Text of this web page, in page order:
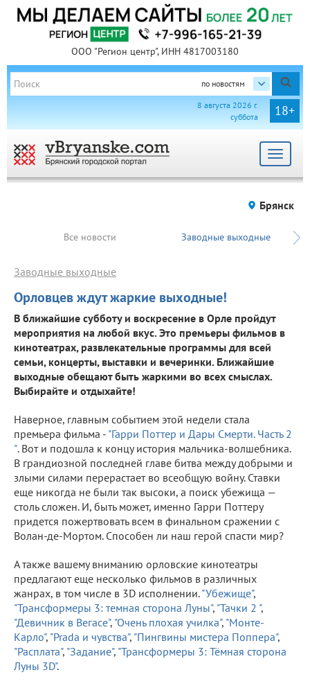
ООО "Регион центр", ИНН 4817003180
по новостям
18+
8 августа 2026 г.
суббота
Toggle
Брянск
Все новости Заводные выходные
Орловцев ждут жаркие выходные!
Заводные выходные
В ближайшие субботу и воскресение в Орле пройдут
мероприятия на любой вкус. Это премьеры фильмов в
кинотеатрах, развлекательные программы для всей
семьи, концерты, выставки и вечеринки. Ближайшие
выходные обещают быть жаркими во всех смыслах.
Выбирайте и отдыхайте!
Наверное, главным событием этой недели стала
премьера фильма - "Гарри Поттер и Дары Смерти. Часть 2
". Вот и подошла к концу история мальчика-волшебника.
В грандиозной последней главе битва между добрыми и
злыми силами перерастает во всеобщую войну. Ставки
еще никогда не были так высоки, а поиск убежища —
столь сложен. И, быть может, именно Гарри Поттеру
придется пожертвовать всем в финальном сражении с
Волан-де-Мортом. Способен ли наш герой спасти мир?
А также вашему вниманию орловские кинотеатры
предлагают еще несколько фильмов в различных
жанрах, в том числе в 3D исполнении."Убежище",
"Трансформеры 3: темная сторона Луны", "Тачки 2 ",
"Девичник в Вегасе", "Очень плохая училка", "Монте-
Карло", "Prada и чувства", "Пингвины мистера Поппера",
"Расплата", "Задание", "Трансформеры 3: Тёмная сторона
Луны 3D".